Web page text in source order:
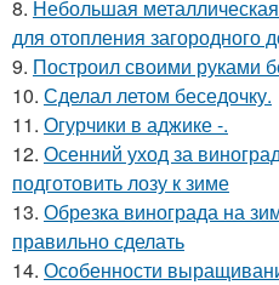
8. Небольшая
для отопления загородного
9. Построил своими руками
10. Сделал летом беседочку.
11. Огурчики в аджике -.
12. Осенний уход за
подготовить лозу к зиме
13. Обрезка винограда на
правильно сделать
14. Особенности